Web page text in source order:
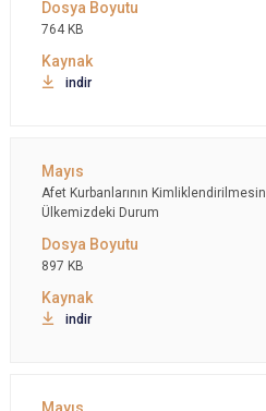
764 KB
indir
Afet Kurbanlarının
Ülkemizdeki Durum
897 KB
indir